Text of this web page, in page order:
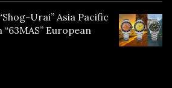
Urai” Asia Pacific
European